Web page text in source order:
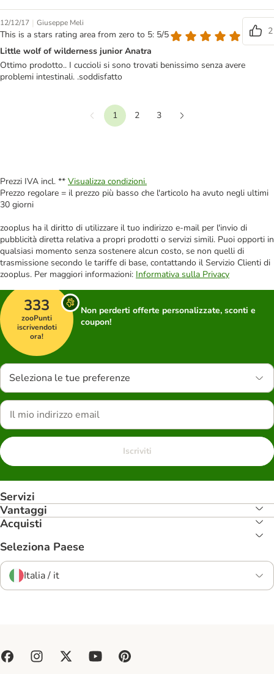
12/12/17 | Giuseppe Meli
This is a stars rating area from zero to 5: 5/5
2
Little wolf of wilderness junior Anatra
Ottimo prodotto.. I cuccioli si sono trovati benissimo senza avere
problemi intestinali. .soddisfatto
Precedente
1 2
3
Prezzi IVA incl. ** Visualizza condizioni.
Prezzo regolare = il prezzo più basso che l'articolo ha avuto negli ultimi
30 giorni
zooplus ha il diritto di utilizzare il tuo indirizzo e-mail per l'invio di
pubblicità diretta relativa a propri prodotti o servizi simili. Puoi opporti in
qualsiasi momento senza sostenere alcun costo, se non quelli di
trasmissione secondo le tariffe di base, contattando il Servizio Clienti di
zooplus. Per maggiori informazioni: Informativa sulla Privacy
333
zooPunti
iscrivendoti
ora!
Non perderti offerte personalizzate, sconti e
coupon!
Seleziona le tue preferenze
Iscriviti
Servizi
Vantaggi
Acquisti
Seleziona Paese
Italia / it